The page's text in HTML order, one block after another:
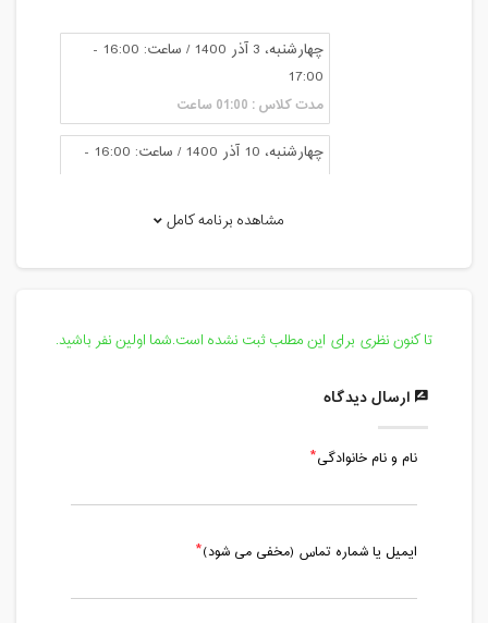
چهارشنبه، 3 آذر 1400 / ساعت: 16:00 -
17:00
مدت کلاس : 01:00 ساعت
چهارشنبه، 10 آذر 1400 / ساعت: 16:00 -
مدت کلاس : 01:00 ساعت
مدت کلاس : 01:00 ساعت
مشاهده برنامه کامل
تا کنون نظری برای این مطلب ثبت نشده است.شما اولین نفر باشید.
ارسال دیدگاه
نام و نام خانوادگی
ایمیل یا شماره تماس (مخفی می شود)